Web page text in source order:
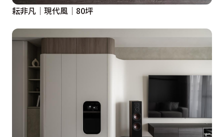
耘非凡│現代風│80坪